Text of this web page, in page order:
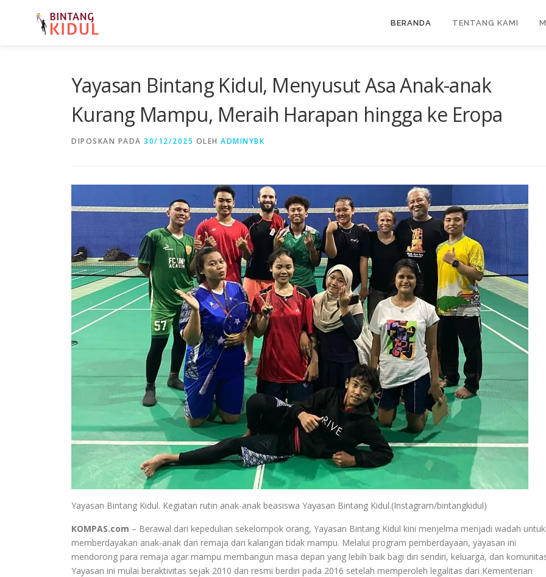
BERANDA TENTANG KAMI
Yayasan Bintang Kidul, Menyusut Asa Anak-anak
Kurang Mampu, Meraih Harapan hingga ke Eropa
DIPOSKAN PADA 30/12/2025 OLEH ADMINYBK
Yayasan Bintang Kidul. Kegiatan rutin anak-anak beasiswa Yayasan Bintang Kidul.(Instagram/bintangkidul)
KOMPAS.com – Berawal dari kepedulian sekelompok orang, Yayasan Bintang Kidul kini menjelma menjadi wadah untuk
memberdayakan anak-anak dan remaja dari kalangan tidak mampu. Melalui program pemberdayaan, yayasan ini
mendorong para remaja agar mampu membangun masa depan yang lebih baik bagi diri sendiri, keluarga, dan
Yayasan ini mulai beraktivitas sejak 2010 dan resmi berdiri pada 2016 setelah memperoleh legalitas dari Kementerian